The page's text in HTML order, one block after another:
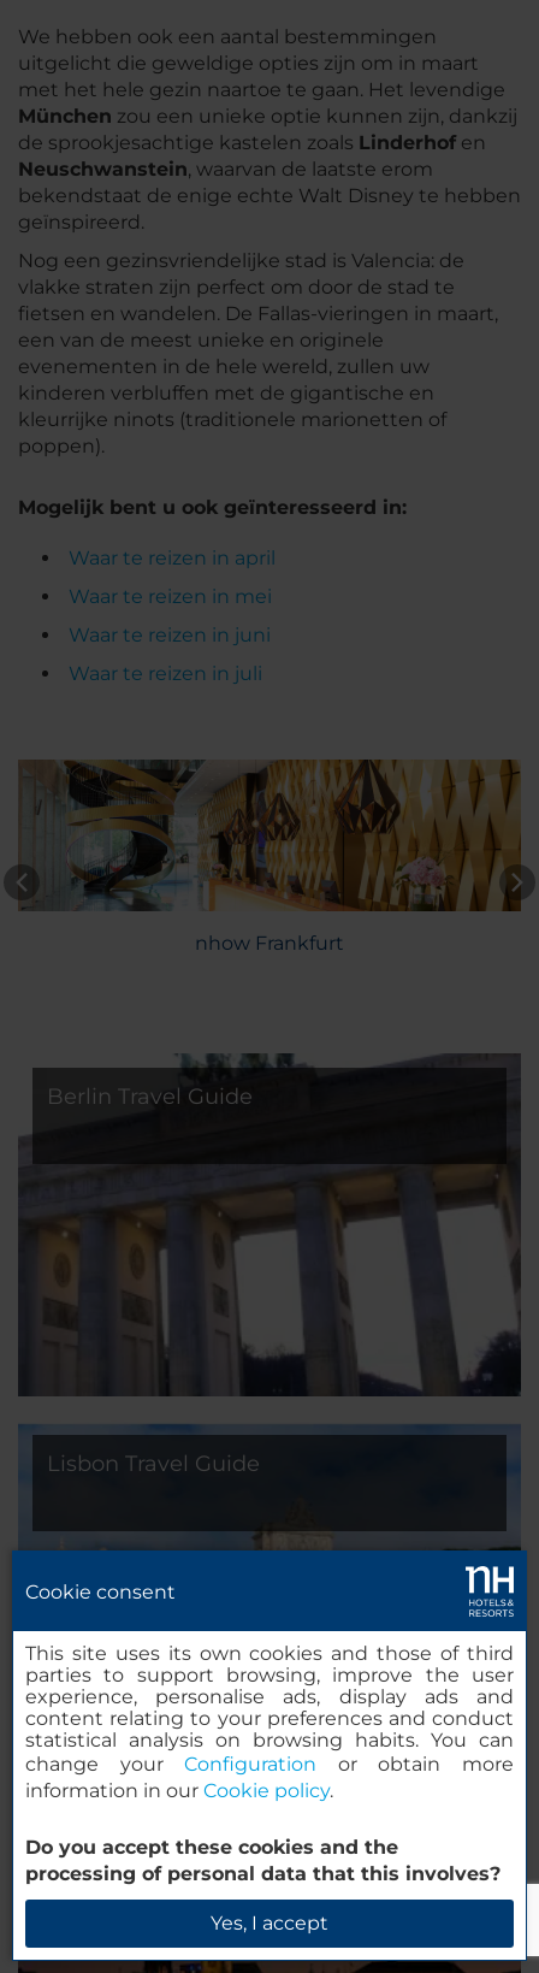
We hebben ook een aantal bestemmingen
uitgelicht die geweldige opties zijn om in maart
met het hele gezin naartoe te gaan. Het levendige
München zou een unieke optie kunnen zijn, dankzij
de sprookjesachtige kastelen zoals Linderhof en
Neuschwanstein, waarvan de laatste erom
bekendstaat de enige echte Walt Disney te hebben
geïnspireerd.
Nog een gezinsvriendelijke stad is Valencia: de
vlakke straten zijn perfect om door de stad te
fietsen en wandelen. De Fallas-vieringen in maart,
een van de meest unieke en originele
evenementen in de hele wereld, zullen uw
kinderen verbluffen met de gigantische en
kleurrijke ninots (traditionele marionetten of
poppen).
Mogelijk bent u ook geïnteresseerd in:
Waar te reizen in april
Waar te reizen in mei
Waar te reizen in juni
Waar te reizen in juli
nhow Frankfurt
Berlin Travel Guide
Lisbon Travel Guide
Cookie consent
This site uses its own cookies and those of third
parties to support browsing, improve the user
experience, personalise ads, display ads and
content relating to your preferences and conduct
statistical analysis on browsing habits. You can
change yourConfiguration or obtain more
information in our Cookie policy.
Do you accept these cookies and the
processing of personal data that this involves?
Yes, I accept